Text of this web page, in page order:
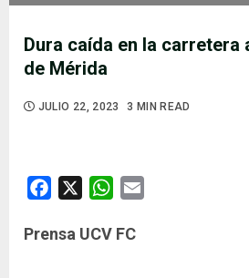
Dura caída en la carretera
de Mérida
JULIO 22, 2023 3 MIN READ
Facebook WhatsApp
Prensa UCV FC